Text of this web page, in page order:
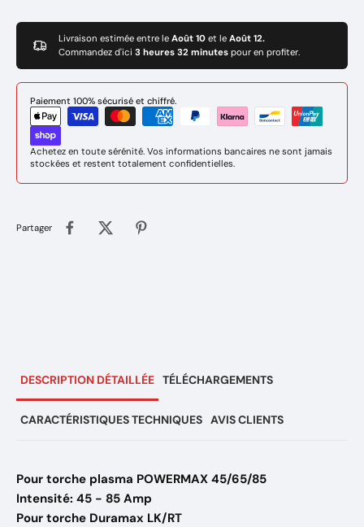
Livraison estimée entre le Août 10 et le Août 12.
Commandez d'ici 3 heures 32 minutes pour en profiter.
Paiement 100% sécurisé et chiffré.
Achetez en toute sérénité. Vos informations bancaires ne sont jamais
stockées et restent totalement confidentielles.
Partager
DESCRIPTION DÉTAILLÉE TÉLÉCHARGEMENTS
CARACTÉRISTIQUES TECHNIQUES AVIS CLIENTS
Pour torche plasma POWERMAX 45/65/85
Intensité: 45 - 85 Amp
Pour torche Duramax LK/RT